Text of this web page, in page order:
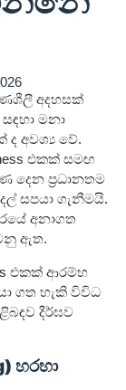
අදහසක්
මනා
අවශ්‍ය වේ.
එකක් සමඟ
දෙන ප්‍රධානතම
සපයා ගැනීමයි.
අනාගත
ඇත.
එකක් ආරම්භ
ගත හැකි විවිධ
දීර්ඝව
හරහා